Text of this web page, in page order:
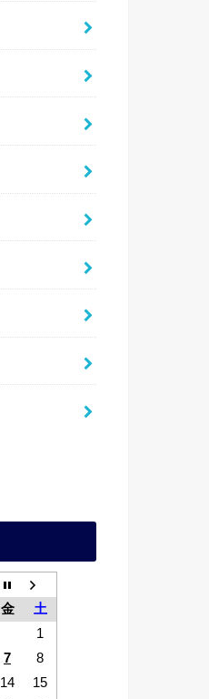
金
土
1
7
8
14
15